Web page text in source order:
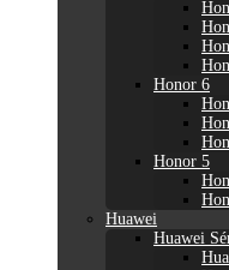
Honor 6
Honor 5
Huawei
Huawei